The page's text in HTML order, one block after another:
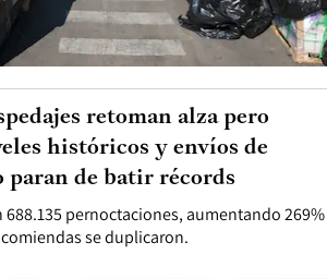
688.135 pernoctaciones, aumentando 269%
se duplicaron.
retoman alza pero
históricos y envíos de
paran de batir récords